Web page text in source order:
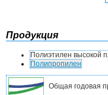
Продукция
Полиэтилен высокой
Полипропилен
Общая годовая